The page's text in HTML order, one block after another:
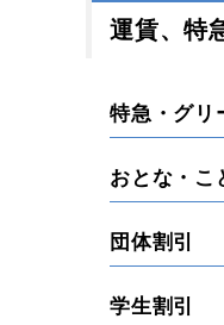
運賃、特
特急・グリ
おとな・こ
団体割引
学生割引